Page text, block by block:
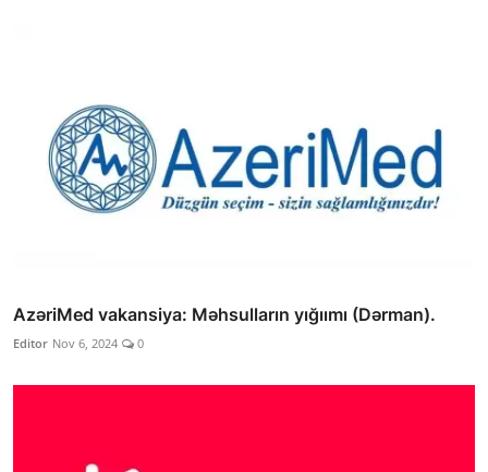
AzəriMed vakansiya: Məhsulların yığıımı (Dərman).
Editor Nov 6, 2024 0